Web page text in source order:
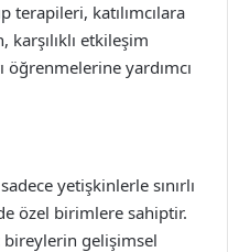
terapileri, katılımcılara
karşılıklı etkileşim
öğrenmelerine yardımcı
yetişkinlerle sınırlı
özel birimlere sahiptir.
bireylerin gelişimsel